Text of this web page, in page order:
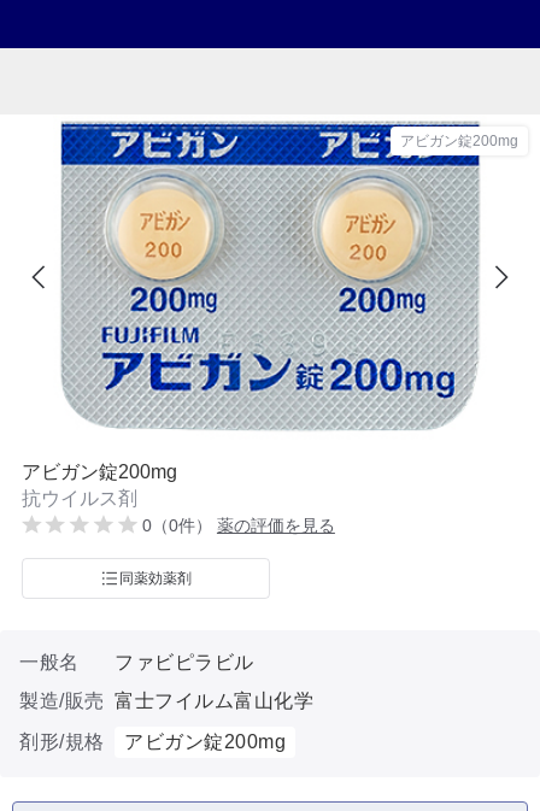
アビガン錠200mg
アビガン錠200mg
抗ウイルス剤
0（0件） 薬の評価を見る
同薬効薬剤
一般名
ファビピラビル
製造/販売 富士フイルム富山化学
剤形/規格
アビガン錠200mg